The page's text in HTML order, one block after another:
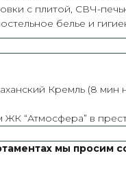
с плитой, СВЧ-
белье и
Кремль (8
ЖК “Атмосфера” в
мы просим